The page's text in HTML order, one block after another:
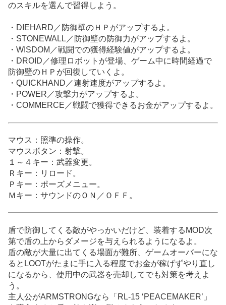
のスキルを選んで習得しよう。
・DIEHARD／防御壁のＨＰがアップするよ。
・STONEWALL／防御壁の防御力がアップするよ。
・WISDOM／戦闘での獲得経験値がアップするよ。
・DROID／修理ロボットが登場、ゲーム中に時間経過で
防御壁のＨＰが回復していくよ。
・QUICKHAND／連射速度がアップするよ。
・POWER／攻撃力がアップするよ。
・COMMERCE／戦闘で獲得できるお金がアップするよ。
マウス：照準の操作。
マウスボタン：射撃。
１～４キー：武器変更。
Ｒキー：リロード。
Ｐキー：ポーズメニュー。
Ｍキー：サウンドのＯＮ／ＯＦＦ。
盾で防御してくる敵がやっかいだけど、装着するMOD次
第で盾の上からダメージを与えられるようになるよ。
盾の敵が大量に出てくる場面が難所、ゲームオーバーにな
るとLOOTがたまに手に入る程度でお金が稼げずやり直し
になるから、使用中の武器を売却してでも対策を考えよ
う。
主人公がARMSTRONGなら「RL-15 ‘PEACEMAKER’」